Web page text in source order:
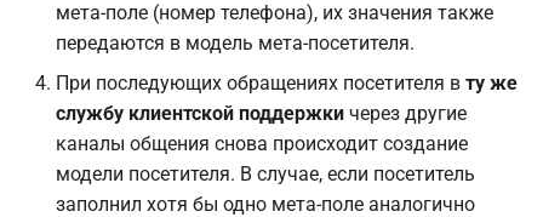
мета-поле (номер телефона), их значения также
передаются в модель мета-посетителя.
При последующих обращениях посетителя в ту же
службу клиентской поддержки через другие
каналы общения снова происходит создание
модели посетителя. В случае, если посетитель
заполнил хотя бы одно мета-поле аналогично